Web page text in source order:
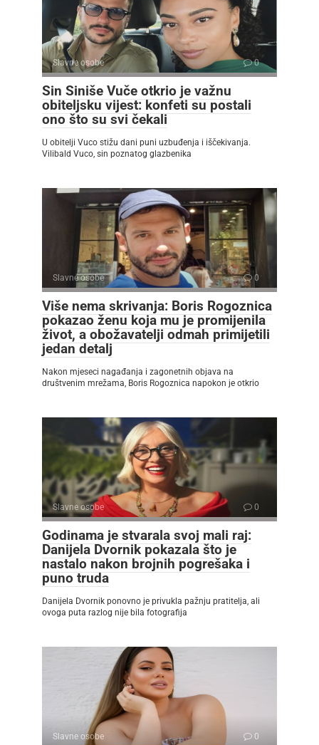
Slavne osobe 0
Sin Siniše Vuče otkrio je važnu
obiteljsku vijest: konfeti su postali
ono što su svi čekali
U obitelji Vuco stižu dani puni uzbuđenja i iščekivanja.
Vilibald Vuco, sin poznatog glazbenika
Slavne osobe 0
Više nema skrivanja: Boris Rogoznica
pokazao ženu koja mu je promijenila
život, a obožavatelji odmah primijetili
jedan detalj
Nakon mjeseci nagađanja i zagonetnih objava na
društvenim mrežama, Boris Rogoznica napokon je otkrio
Slavne osobe 0
Godinama je stvarala svoj mali raj:
Danijela Dvornik pokazala što je
nastalo nakon brojnih pogrešaka i
puno truda
Danijela Dvornik ponovno je privukla pažnju pratitelja, ali
ovoga puta razlog nije bila fotografija
Slavne osobe 0